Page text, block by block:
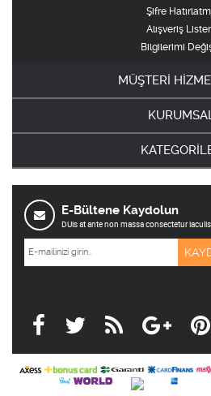
Şifre
Alışveriş
Bilgilerimi
MÜŞTERİ
E-Bültene Kaydolun
DUis at ante non massa consectetur